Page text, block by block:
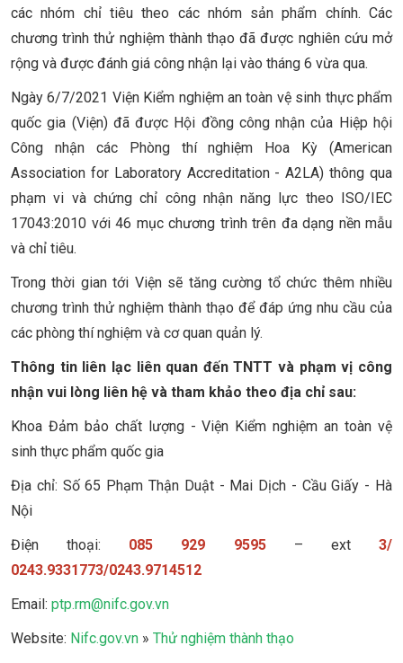
các nhóm chỉ tiêu theo các nhóm sản phẩm chính. Các
chương trình thử nghiệm thành thạo đã được nghiên cứu mở
rộng và được đánh giá công nhận lại vào tháng 6 vừa qua.
Ngày 6/7/2021 Viện Kiểm nghiệm an toàn vệ sinh thực phẩm
quốc gia (Viện) đã được Hội đồng công nhận của Hiệp hội
Công nhận các Phòng thí nghiệm Hoa Kỳ (American
Association for Laboratory Accreditation - A2LA) thông qua
phạm vi và chứng chỉ công nhận năng lực theo ISO/IEC
17043:2010 với 46 mục chương trình trên đa dạng nền mẫu
và chỉ tiêu.
Trong thời gian tới Viện sẽ tăng cường tổ chức thêm nhiều
chương trình thử nghiệm thành thạo để đáp ứng nhu cầu của
các phòng thí nghiệm và cơ quan quản lý.
Thông tin liên lạc liên quan đến TNTT và phạm vị công
nhận vui lòng liên hệ và tham khảo theo địa chỉ sau:
Khoa Đảm bảo chất lượng - Viện Kiểm nghiệm an toàn vệ
sinh thực phẩm quốc gia
Địa chỉ: Số 65 Phạm Thận Duật - Mai Dịch - Cầu Giấy - Hà
Nội
Điện thoại: 085 929 9595– ext3/
0243.9331773/0243.9714512
Email: ptp.rm@nifc.gov.vn
Website: Nifc.gov.vn » Thử nghiệm thành thạo